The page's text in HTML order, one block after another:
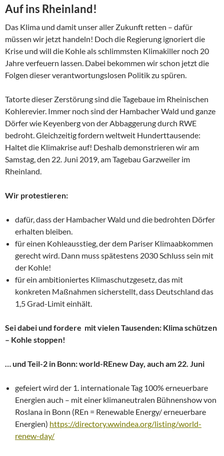
Auf ins Rheinland!
Das Klima und damit unser aller Zukunft retten – dafür
müssen wir jetzt handeln! Doch die Regierung ignoriert die
Krise und will die Kohle als schlimmsten Klimakiller noch 20
Jahre verfeuern lassen. Dabei bekommen wir schon jetzt die
Folgen dieser verantwortungslosen Politik zu spüren.
Tatorte dieser Zerstörung sind die Tagebaue im Rheinischen
Kohlerevier. Immer noch sind der Hambacher Wald und ganze
Dörfer wie Keyenberg von der Abbaggerung durch RWE
bedroht. Gleichzeitig fordern weltweit Hunderttausende:
Haltet die Klimakrise auf! Deshalb demonstrieren wir am
Samstag, den 22. Juni 2019, am Tagebau Garzweiler im
Rheinland.
Wir protestieren:
dafür, dass der Hambacher Wald und die bedrohten Dörfer
erhalten bleiben.
für einen Kohleausstieg, der dem Pariser Klimaabkommen
gerecht wird. Dann muss spätestens 2030 Schluss sein mit
der Kohle!
für ein ambitioniertes Klimaschutzgesetz, das mit
konkreten Maßnahmen sicherstellt, dass Deutschland das
1,5 Grad-Limit einhält.
Sei dabei und fordere mit vielen Tausenden: Klima schützen
– Kohle stoppen!
… und Teil-2 in Bonn: world-REnew Day, auch am 22. Juni
gefeiert wird der 1. internationale Tag 100% erneuerbare
Energien auch – mit einer klimaneutralen Bühnenshow von
Roslana in Bonn (REn = Renewable Energy/ erneuerbare
Energien) https://directory.wwindea.org/listing/world-
renew-day/